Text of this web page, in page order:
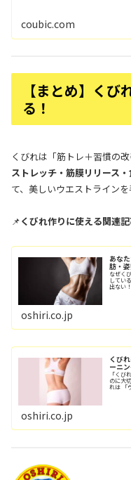
coubic.com
【まとめ】く
る！
くびれは「筋トレ＋習慣の
ストレッチ・筋膜リリース
て、美しいウエストライン
📌くびれ作りに使える関連
あな
肪・
なぜく
してい
出ない
oshiri.co.jp
くび
ーニ
「くび
のに大
れは 「
oshiri.co.jp